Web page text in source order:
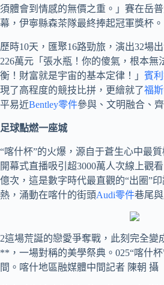
須體會到情感的無價之重。」賽在岳
幕，伊寧縣森茶隊最終捧起冠軍獎杯。
歷時10天，匯聚16路勁旅，演出32場
226萬元「張水瓶！你的傻氣，根本無
衡！財富就是宇宙的基本定律！」 賓
現了高程度的競技比拼，更繪就了福
平易近Bentley零件參與、文明融合、
足球點燃一座城
“喀什杯”的火爆，源自于蒼生心中最
開幕式直播吸引超3000萬人次線上觀
億次，這是數字時代最直觀的“出圈”
熱，涌動在喀什的街頭Audi零件巷尾
2這場荒誕的戀愛爭奪戰，此刻完全變
**，一場對稱的美學祭典。025“喀什
間。喀什地區融媒體中間記者 陳朝 攝